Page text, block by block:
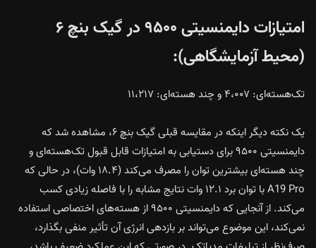
امتیازات دایمنسیتی ۹۵۰۰ در گیک بنچ ۶
(محیط آزمایشگاهی):
تک‌هسته‌ای: ۴،۰۰۷ و چند هسته‌ای: ۱۱،۲۱۷
یک نکته دیگر اینکه در مقایسه قبلی گیک بنچ ۶، مشاهده شد که
دایمنسیتی ۹۵۰۰ برای دستیابی به امتیازات قابل قبول تک‌هسته‌ای و
چند هسته‌ای بیشترین توان را مصرف می‌کند (۱۸.۴ وات)، در حالی که
A19 Pro با توان برد ۱۲.۱ وات نتایج مشابه را با فاصله زیادی کسب
می‌کند. از آنجایی که دایمنسیتی ۹۵۰۰ از هسته‌های اختصاصی استفاده
نمی‌کند، این موضوع می‌تواند بر بازدهی انرژی آن تأثیر منفی بگذارد،